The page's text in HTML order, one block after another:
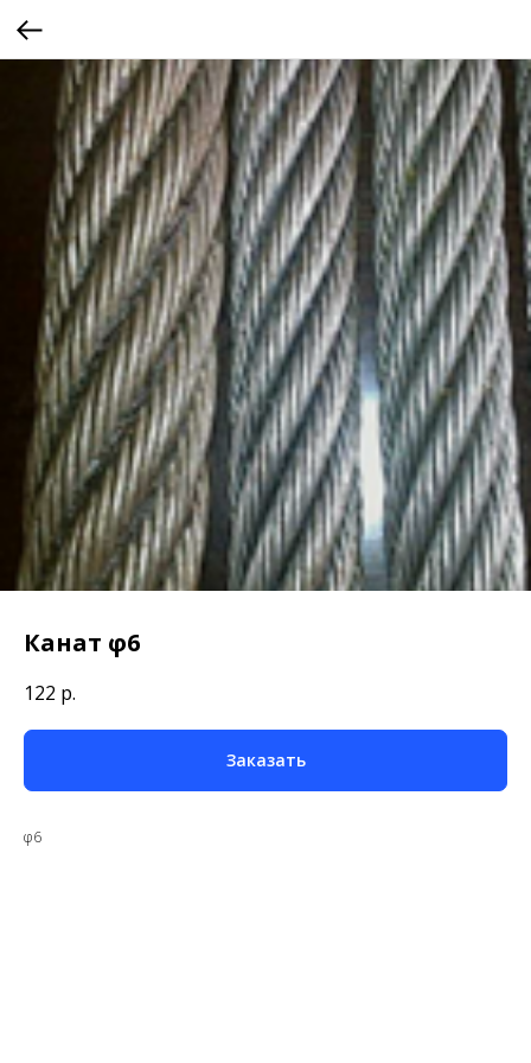
Канат φ6
122 р.
Заказать
φ6